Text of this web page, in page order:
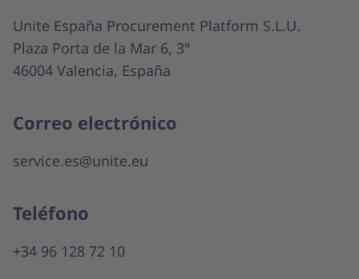
Unite España Procurement Platform S.L.U.
Plaza Porta de la Mar 6, 3°
46004 Valencia, España
Correo electrónico
service.es@unite.eu
Teléfono
+34 96 128 72 10